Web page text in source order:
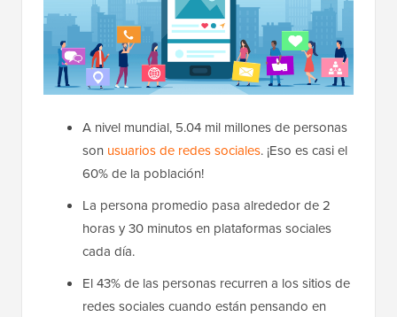
A nivel mundial, 5.04 mil millones de personas
son usuarios de redes sociales. ¡Eso es casi el
60% de la población!
La persona promedio pasa alrededor de 2
horas y 30 minutos en plataformas sociales
cada día.
El 43% de las personas recurren a los sitios de
redes sociales cuando están pensando en